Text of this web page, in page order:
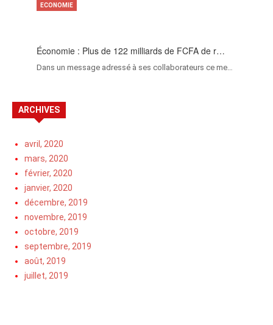
Économie : Plus de 122 milliards de FCFA de r…
Dans un message adressé à ses collaborateurs ce me…
ECONOMIE
ARCHIVES
avril, 2020
mars, 2020
février, 2020
janvier, 2020
décembre, 2019
novembre, 2019
octobre, 2019
septembre, 2019
août, 2019
juillet, 2019